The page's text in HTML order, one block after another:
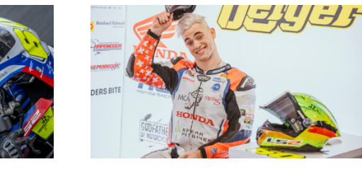
ANKE WIECZOREK